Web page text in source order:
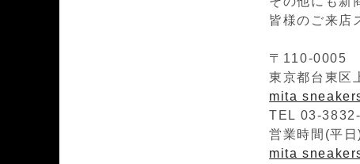
皆様のご来店
〒110-0005
東京都台東区
mita
TEL 03-
営業時間(平
mita